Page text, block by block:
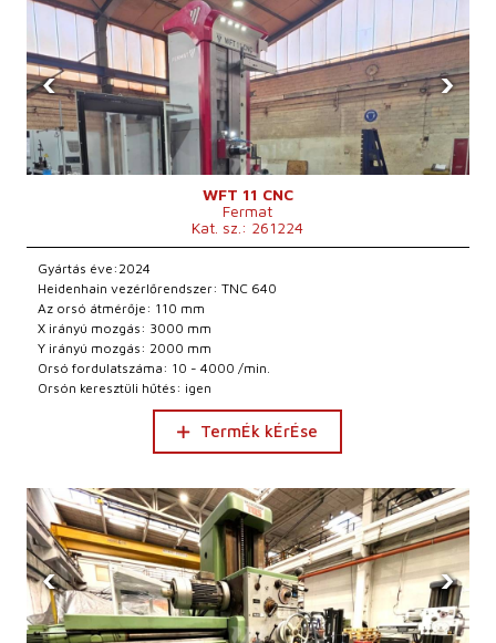
‹ ›
WFT 11 CNC
Fermat
Kat. sz.: 261224
Gyártás éve:2024
Heidenhain vezérlőrendszer: TNC 640
Az orsó átmérője: 110 mm
X irányú mozgás: 3000 mm
Y irányú mozgás: 2000 mm
Orsó fordulatszáma: 10 - 4000 /min.
Orsón keresztüli hűtés: igen
TermÉk kÉrÉse
‹ ›